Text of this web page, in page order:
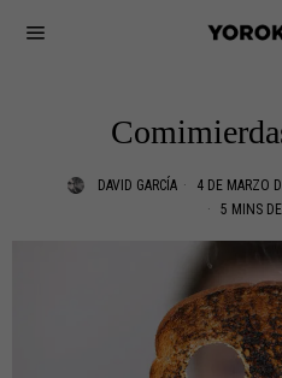
DAVID GARCÍA 4 DE MARZO
5 MINS